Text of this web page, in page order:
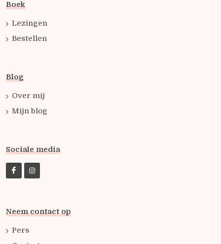
Boek
Lezingen
Bestellen
Blog
Over mij
Mijn blog
Sociale media
Neem contact op
Pers